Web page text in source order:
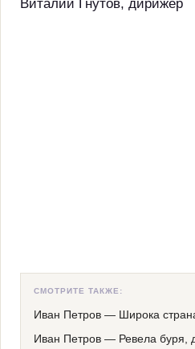
Виталий Гнутов, дирижер
СМОТРИТЕ ТАКЖЕ:
Иван Петров — Широка
Иван Петров — Ревела буря,